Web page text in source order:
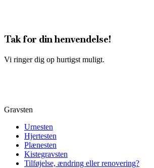
Tak for din henvendelse!
Vi ringer dig op hurtigst muligt.
Gravsten
Urnesten
Hjertesten
Plænesten
Kistegravsten
Tilføjelse, ændring eller renovering?